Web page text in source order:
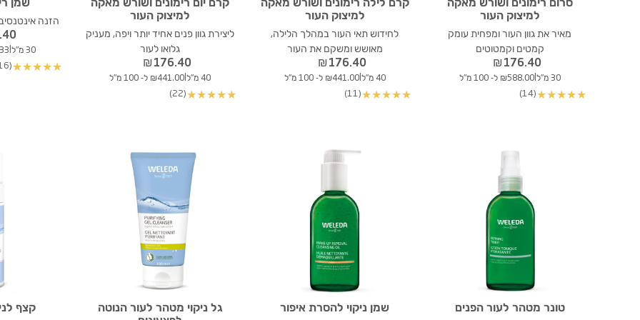
סרום רימונים ושורש מאקה
למיצוק העור
מאיר את גוון העור ומפחית עומק
קמטים וקמטוטים
₪176.40
30 מ"ל |₪588.00 ל- 100 מ"ל
★
★
★
★
★
(14)
קרם לילה רימונים ושורש מאקה
למיצוק העור
לחידוש תאי העור במהלך הלילה,
מאושש ומשקם את העור
₪176.40
40 מ"ל |₪441.00 ל- 100 מ"ל
★
★
★
★
★
(11)
קרם יום רימונים ושורש מאקה
למיצוק העור
ליצירת גוון פנים אחיד יותר ויפה, מעניק
גלואו לעור
₪176.40
40 מ"ל | ₪441.00 ל- 100 מ"ל
★
★
★
★
★
(22)
שמן
הזנה
30 מ"ל |
★
★
★
★
★
(16)
טונר מטהר לעור הפנים שמן ניקוי להסרת איפור
גל ניקוי מטהר לעור הנוטה
קצף